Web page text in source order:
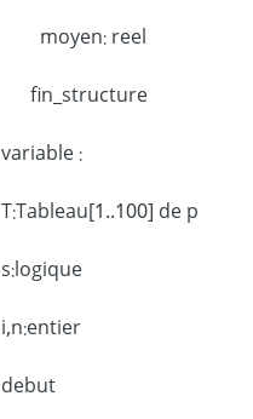
moyen: reel
fin_structure
: variable
T:Tableau[1..100] de p
s:logique
i,n:entier
debut